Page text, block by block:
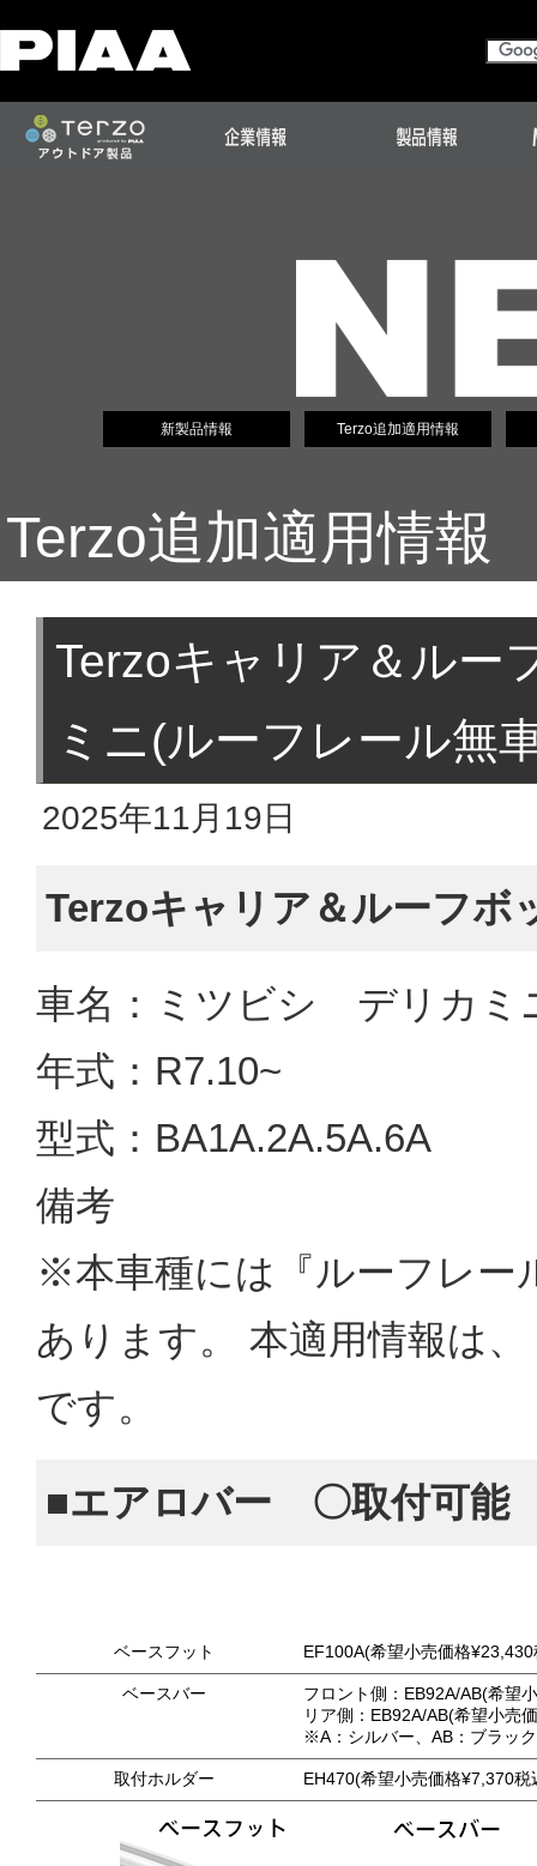
新製品情報 Terzo追加適用情報
Terzo追加適用情報
Terzoキャリア＆ルー
ミニ(ルーフレール無
2025年11月19日
Terzoキャリア＆ルーフボ
車名：ミツビシ デリカミ
年式：R7.10~
型式：BA1A.2A.5A.6A
備考
※本車種には『ルーフレー
あります。 本適用情報は
です。
■エアロバー 〇取付可能
ベースフット EF100A(希望小売価格
ベースバー
フロント側：EB92A/AB(希望
リア側：EB92A/AB(希望小売
※A：シルバー、AB：ブラッ
取付ホルダー EH470(希望小売価格¥7,370税